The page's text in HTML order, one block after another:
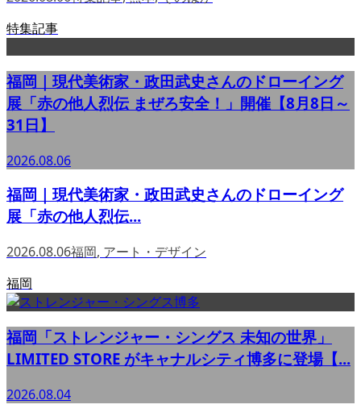
特集記事
福岡｜現代美術家・政田武史さんのドローイング
展「赤の他人烈伝 まぜろ安全！」開催【8月8日～
31日】
2026.08.06
福岡｜現代美術家・政田武史さんのドローイング
展「赤の他人烈伝...
2026.08.06福岡, アート・デザイン
福岡
福岡「ストレンジャー・シングス 未知の世界」
LIMITED STORE がキャナルシティ博多に登場【...
2026.08.04